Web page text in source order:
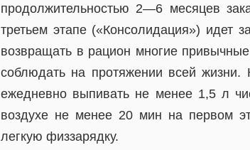
продолжительностью 2—6 месяцев
третьем этапе («Консолидация») идет
возвращать в рацион многие
соблюдать на протяжении всей
ежедневно выпивать не менее 1,5 л
воздухе не менее 20 мин на первом
легкую физзарядку.